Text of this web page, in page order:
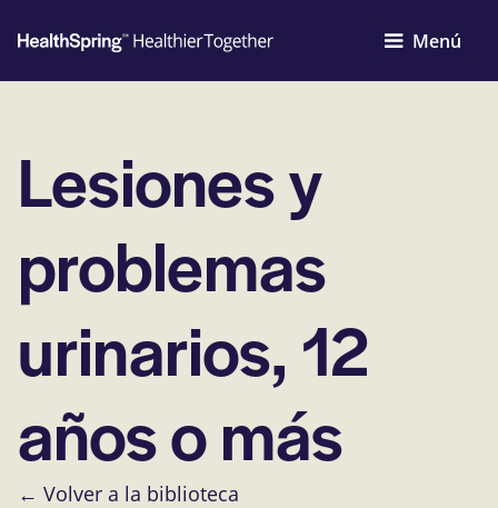
Menú
Lesiones y
problemas
urinarios, 12
años o más
← Volver a la biblioteca